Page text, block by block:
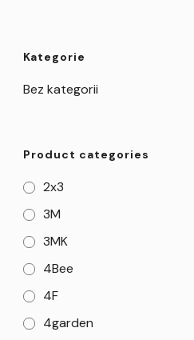
Kategorie
Bez kategorii
Product categories
2x3
3M
3MK
4Bee
4F
4garden